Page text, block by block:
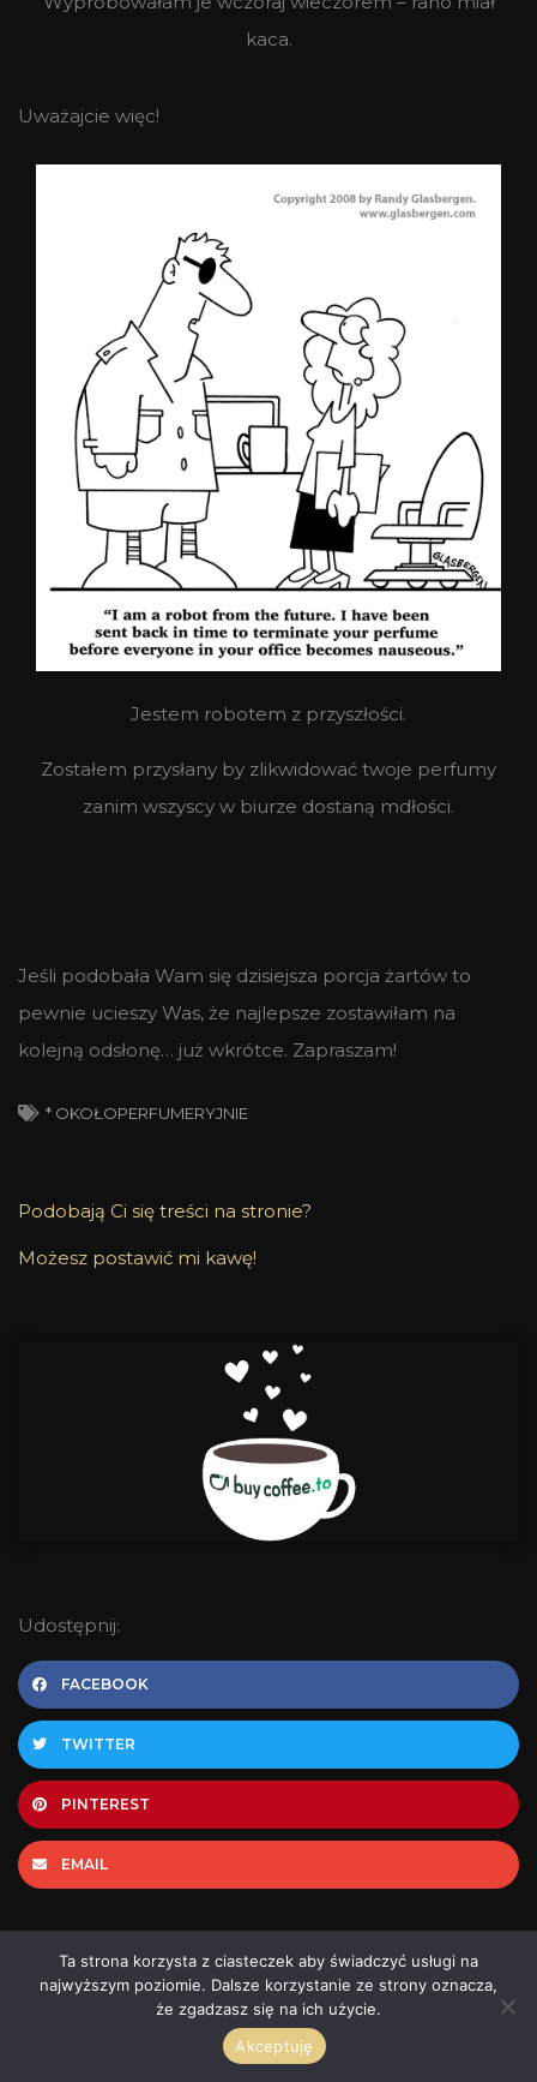
kaca.
Uważajcie więc!
Jestem robotem z przyszłości.
Zostałem przysłany by zlikwidować twoje perfumy
zanim wszyscy w biurze dostaną mdłości.
Jeśli podobała Wam się dzisiejsza porcja żartów to
pewnie ucieszy Was, że najlepsze zostawiłam na
kolejną odsłonę… już wkrótce. Zapraszam!
* OKOŁOPERFUMERYJNIE
Podobają Ci się treści na stronie?
Możesz postawić mi kawę!
Udostępnij:
FACEBOOK
TWITTER
PINTEREST
EMAIL
Prev
Poprzedni wpis
Wyniki konkursu – rozdajemy flakon Miya Shinma
Następny wpis
Ta strona korzysta z ciasteczek aby świadczyć usługi na
najwyższym poziomie. Dalsze korzystanie ze strony oznacza,
że zgadzasz się na ich użycie.
Akceptuję